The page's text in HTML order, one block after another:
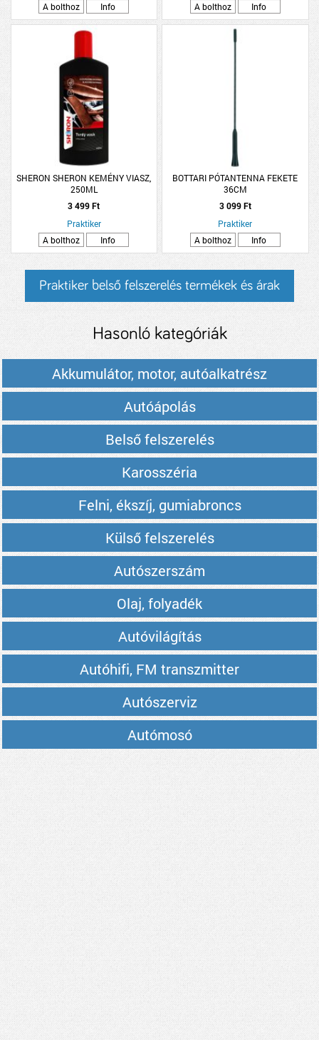
A bolthoz
Info
A bolthoz
Info
SHERON SHERON KEMÉNY VIASZ,
250ML
3 499 Ft
Praktiker
A bolthoz
Info
BOTTARI PÓTANTENNA FEKETE
36CM
3 099 Ft
Praktiker
A bolthoz
Info
Praktiker belső felszerelés termékek és árak
Hasonló kategóriák
Akkumulátor, motor, autóalkatrész
Autóápolás
Belső felszerelés
Karosszéria
Felni, ékszíj, gumiabroncs
Külső felszerelés
Autószerszám
Olaj, folyadék
Autóvilágítás
Autóhifi, FM transzmitter
Autószerviz
Autómosó